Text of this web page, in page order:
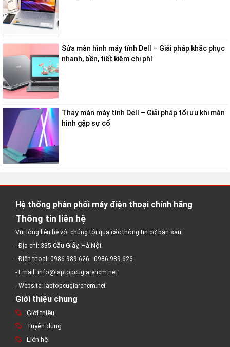
Sửa màn hình máy tính Dell – Giải pháp khắc phục
nhanh, bền, tiết kiệm chi phí
Thay màn máy tính Dell – Giải pháp tối ưu khi màn
hình gặp sự cố
Hệ thống phân phối máy điện thoại chính hãng
Thông tin liên hệ
Vui lòng liên hệ với chúng tôi qua các thông tin cơ bản sau:
- Địa chỉ: 335 Cầu Giấy, Hà Nội.
- Điện thoại: 0986.989.626 - 0986.989.626
- Email: info@laptopcugiarehcm.net
- Website: laptopcugiarehcm.net
Giới thiệu chung
Giới thiệu
Tuyển dụng
Liên hệ